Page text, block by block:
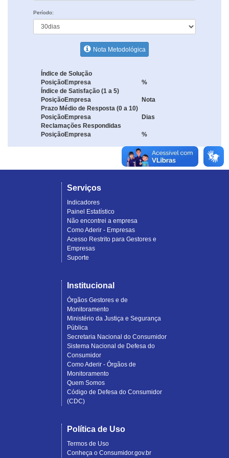
Período:
Nota Metodológica
Índice de Solução
PosiçãoEmpresa
%
Índice de Satisfação (1 a 5)
PosiçãoEmpresa
Nota
Prazo Médio de Resposta (0 a 10)
PosiçãoEmpresa
Dias
Reclamações Respondidas
PosiçãoEmpresa %
Serviços
Indicadores
Painel Estatístico
Não encontrei a empresa
Como Aderir - Empresas
Acesso Restrito para Gestores e
Empresas
Suporte
Institucional
Órgãos Gestores e de
Monitoramento
Ministério da Justiça e Segurança
Pública
Secretaria Nacional do Consumidor
Sistema Nacional de Defesa do
Consumidor
Como Aderir - Órgãos de
Monitoramento
Quem Somos
Código de Defesa do Consumidor
(CDC)
Política de Uso
Termos de Uso
Conheça o Consumidor.gov.br